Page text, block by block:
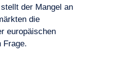
der Mangel an
die
europäischen
Frage.